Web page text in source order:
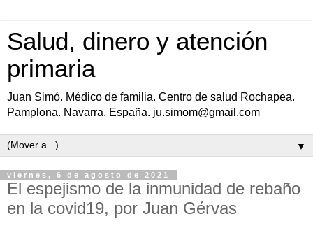
Salud, dinero y atención
primaria
Juan Simó. Médico de familia. Centro de salud Rochapea.
Pamplona. Navarra. España. ju.simom@gmail.com
▼
viernes, 6 de agosto de 2021
El espejismo de la inmunidad de rebaño
en la covid19, por Juan Gérvas